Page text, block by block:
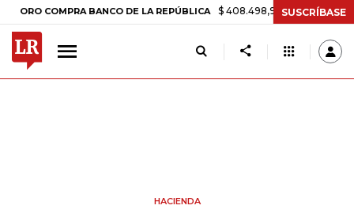
COMPRA BANCO DE LA REPÚBLICA $ 408.498,97 +$ 8.753,81 +2,19%
SUSCRÍBASE
HACIENDA